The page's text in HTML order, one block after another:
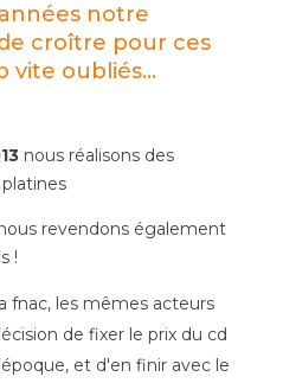
notre
croître pour ces
vite oubliés...
nous réalisons des
revendons également
!
fnac, les mêmes acteurs
de fixer le prix du cd
et d'en finir avec le